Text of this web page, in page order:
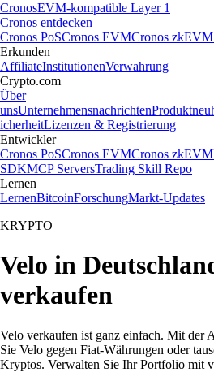
CronosEVM-kompatible Layer 1
Cronos entdecken
Cronos PoSCronos EVMCronos zkEVM
Erkunden
AffiliateInstitutionenVerwahrung
Crypto.com
Über
unsUnternehmensnachrichten
icherheitLizenzen & Registrierung
Entwickler
Cronos PoSCronos EVMCronos zkEVM
SDKMCP ServersTrading Skill Repo
Lernen
LernenBitcoinForschungMarkt-Updates
KRYPTO
Velo in
verkaufen
Velo verkaufen ist ganz einfach. Mit der
Sie Velo gegen Fiat-Währungen oder
Kryptos. Verwalten Sie Ihr Portfolio mit